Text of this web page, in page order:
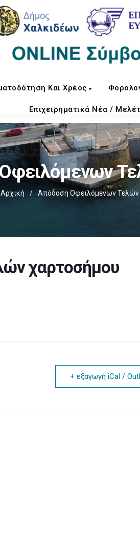
Και Χρέος
Επιχειρηματικά Νέα /
Αρχική / Απόδοση Οφειλόμενων Τελών
χαρτοσήμου
+ εξαγωγή iCal /